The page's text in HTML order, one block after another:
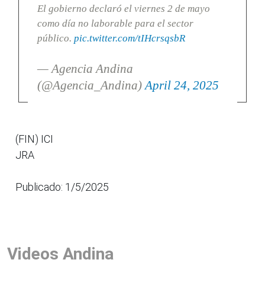
El gobierno declaró el viernes 2 de mayo
como día no laborable para el sector
público. pic.twitter.com/tIHcrsqsbR
— Agencia Andina
(@Agencia_Andina) April 24, 2025
(FIN) ICI
JRA
Publicado: 1/5/2025
Videos Andina